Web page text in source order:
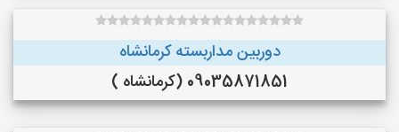
دوربین مداربسته کرمانشاه
09035871851 (کرمانشاه )